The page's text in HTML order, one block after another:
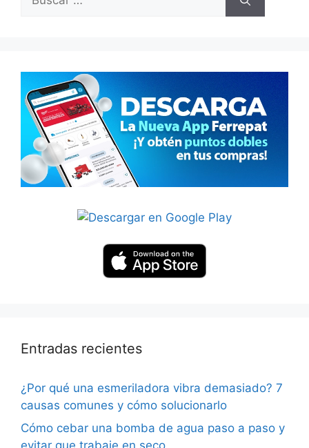
Entradas recientes
¿Por qué una esmeriladora vibra demasiado? 7
causas comunes y cómo solucionarlo
Cómo cebar una bomba de agua paso a paso y